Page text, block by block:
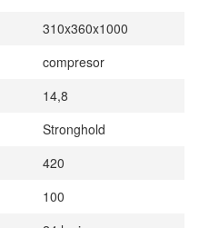
310x360x1000
compresor
14,8
Stronghold
420
100